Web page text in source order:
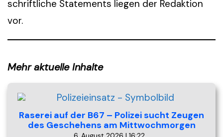
schriftliche Statements liegen der Redaktion
vor.
Mehr aktuelle Inhalte
Raserei auf der B67 – Polizei sucht Zeugen
des Geschehens am Mittwochmorgen